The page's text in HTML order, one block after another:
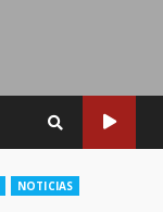
NOTICIAS